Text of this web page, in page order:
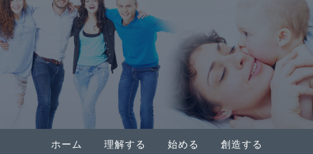
ホーム 理解する 始める
創造する